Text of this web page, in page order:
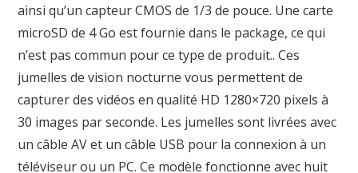
ainsi qu’un capteur CMOS de 1/3 de pouce. Une carte
microSD de 4 Go est fournie dans le package, ce qui
n’est pas commun pour ce type de produit.. Ces
jumelles de vision nocturne vous permettent de
capturer des vidéos en qualité HD 1280×720 pixels à
30 images par seconde. Les jumelles sont livrées avec
un câble AV et un câble USB pour la connexion à un
téléviseur ou un PC. Ce modèle fonctionne avec huit